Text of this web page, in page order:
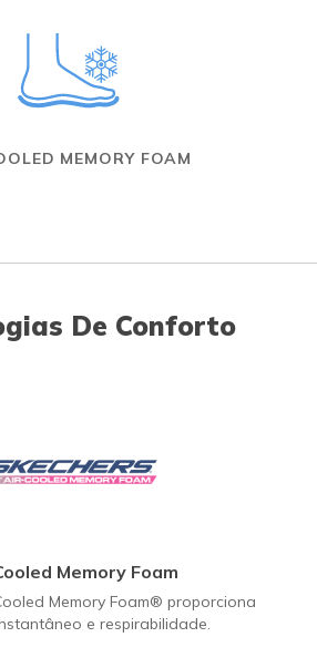
MEMORY FOAM
De Conforto
Memory Foam
Memory Foam® proporciona
e respirabilidade.